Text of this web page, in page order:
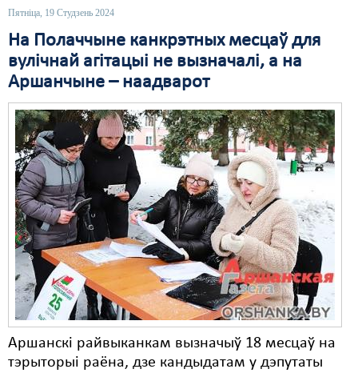
Пятніца, 19 Студзень 2024
На Полаччыне канкрэтных месцаў для
вулічнай агітацыі не вызначалі, а на
Аршанчыне – наадварот
Аршанскі райвыканкам вызначыў 18 месцаў на
тэрыторыі раёна, дзе кандыдатам у дэпутаты